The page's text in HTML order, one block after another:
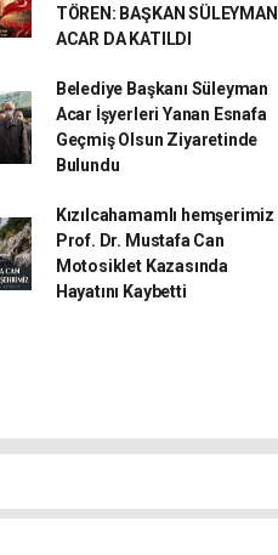
TÖREN: BAŞKAN SÜLEYMAN
ACAR DA KATILDI
Belediye Başkanı Süleyman
Acar İşyerleri Yanan Esnafa
Geçmiş Olsun Ziyaretinde
Bulundu
Kızılcahamamlı hemşerimiz
Prof. Dr. Mustafa Can
Motosiklet Kazasında
Hayatını Kaybetti